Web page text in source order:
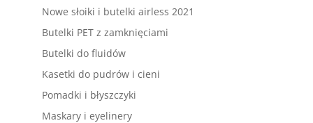
Nowe słoiki i butelki airless 2021
Butelki PET z zamknięciami
Butelki do fluidów
Kasetki do pudrów i cieni
Pomadki i błyszczyki
Maskary i eyelinery